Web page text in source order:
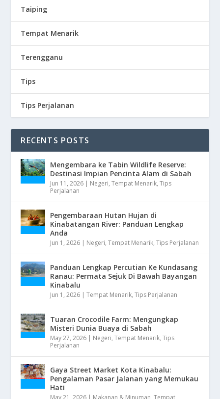
Taiping
Tempat Menarik
Terengganu
Tips
Tips Perjalanan
RECENTS POSTS
Mengembara ke Tabin Wildlife Reserve:
Destinasi Impian Pencinta Alam di Sabah
Jun 11, 2026 | Negeri,Tempat Menarik,Tips
Perjalanan
Pengembaraan Hutan Hujan di
Kinabatangan River: Panduan Lengkap
Anda
Jun 1, 2026 | Negeri,Tempat Menarik,Tips Perjalanan
Panduan Lengkap Percutian Ke Kundasang
Ranau: Permata Sejuk Di Bawah Bayangan
Kinabalu
Jun 1, 2026 |Tempat Menarik,Tips Perjalanan
Tuaran Crocodile Farm: Mengungkap
Misteri Dunia Buaya di Sabah
May 27, 2026 | Negeri,Tempat Menarik,Tips
Perjalanan
Gaya Street Market Kota Kinabalu:
Pengalaman Pasar Jalanan yang Memukau
Hati